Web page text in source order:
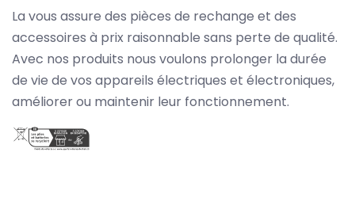
La vous assure des pièces de rechange et des
accessoires à prix raisonnable sans perte de qualité.
Avec nos produits nous voulons prolonger la durée
de vie de vos appareils électriques et électroniques,
améliorer ou maintenir leur fonctionnement.